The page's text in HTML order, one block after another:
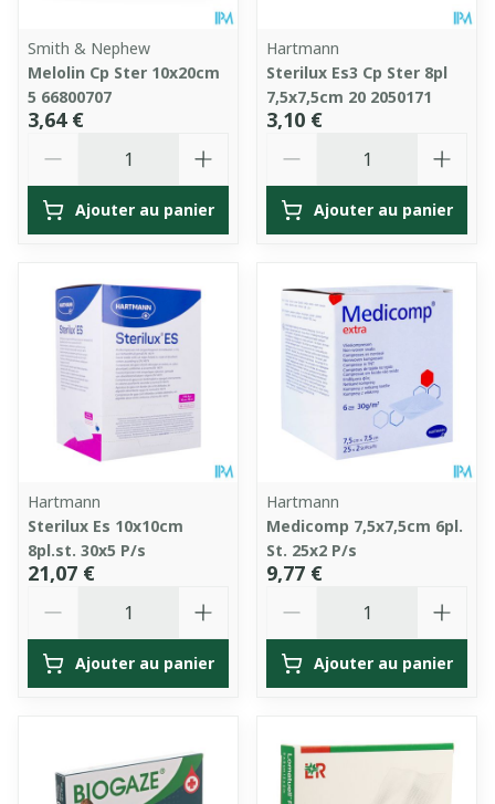
Smith & Nephew
Melolin Cp Ster 10x20cm
5 66800707
3,64 €
Ajouter au panier
Hartmann
Sterilux Es3 Cp Ster 8pl
7,5x7,5cm 20 2050171
3,10 €
Ajouter au panier
Hartmann
Sterilux Es 10x10cm
8pl.st. 30x5 P/s
21,07 €
Ajouter au panier
Hartmann
Medicomp 7,5x7,5cm 6pl.
St. 25x2 P/s
9,77 €
Ajouter au panier